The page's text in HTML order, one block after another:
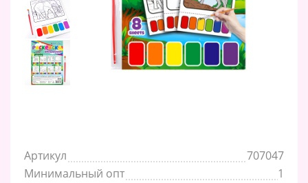
Артикул
707047
Минимальный опт
1